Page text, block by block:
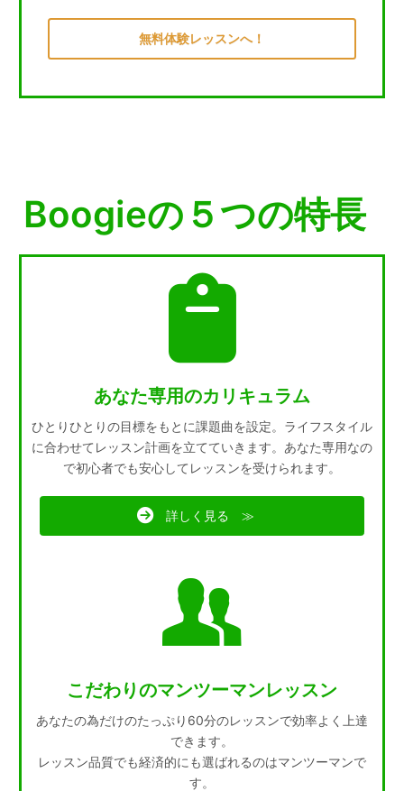
無料体験レッスンへ！
Boogieの５つの特長
あなた専用のカリキュラム
ひとりひとりの目標をもとに課題曲を設定。ライフスタイル
に合わせてレッスン計画を立てていきます。あなた専用なの
で初心者でも安心してレッスンを受けられます。
詳しく見る ≫
こだわりのマンツーマンレッスン
あなたの為だけのたっぷり60分のレッスンで効率よく上達
できます。
レッスン品質でも経済的にも選ばれるのはマンツーマンで
す。